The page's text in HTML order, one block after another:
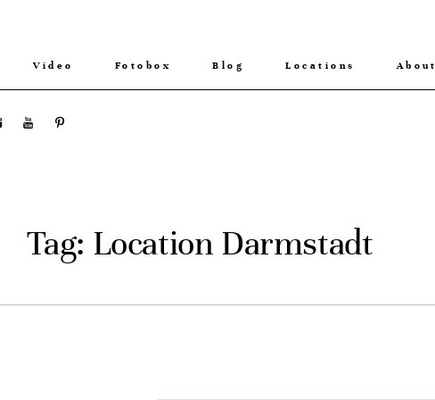
Video Fotobox Blog Locations About
Tag: Location Darmstadt